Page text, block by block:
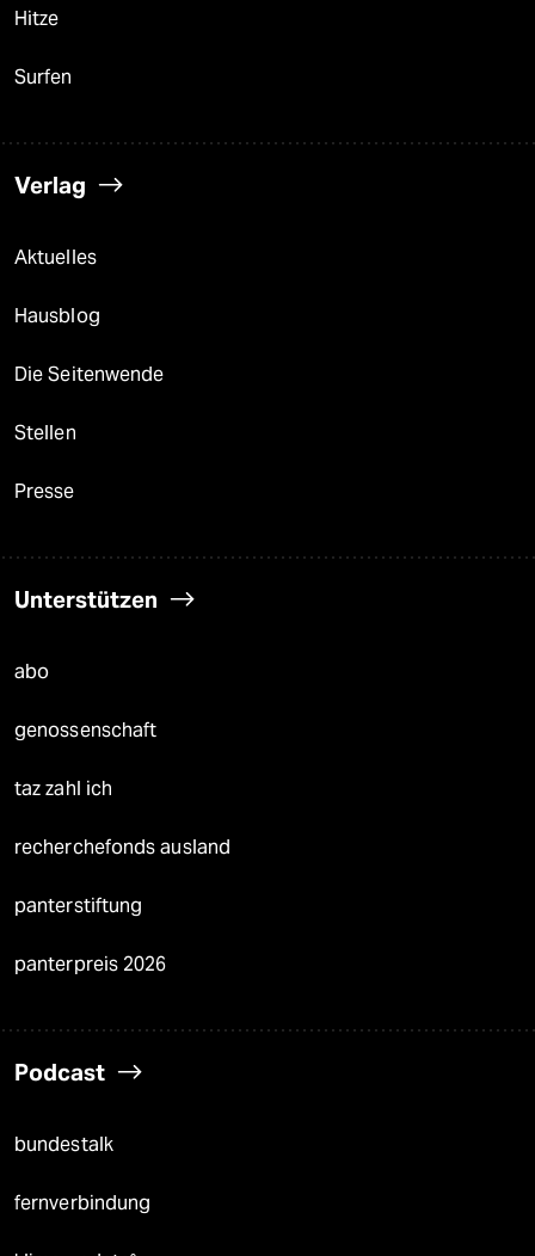
Hitze
Surfen
Verlag
Aktuelles
Hausblog
Die Seitenwende
Stellen
Presse
Unterstützen
abo
genossenschaft
taz zahl ich
recherchefonds ausland
panterstiftung
panterpreis 2026
Podcast
bundestalk
fernverbindung